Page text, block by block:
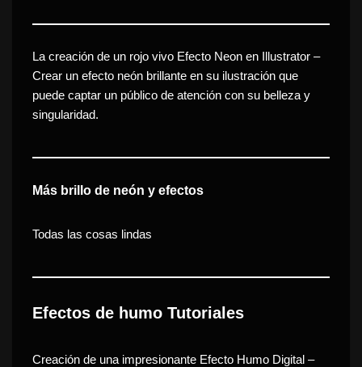
La creación de un rojo vivo Efecto Neon en Illustrator –
Crear un efecto neón brillante en su ilustración que
puede captar un público de atención con su belleza y
singularidad.
Más brillo de neón y efectos
Todas las cosas lindas
Efectos de humo Tutoriales
Creación de una impresionante Efecto Humo Digital –